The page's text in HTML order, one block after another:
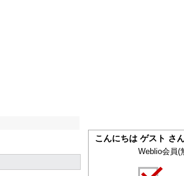
こんにちは ゲスト さ
Weblio会員(